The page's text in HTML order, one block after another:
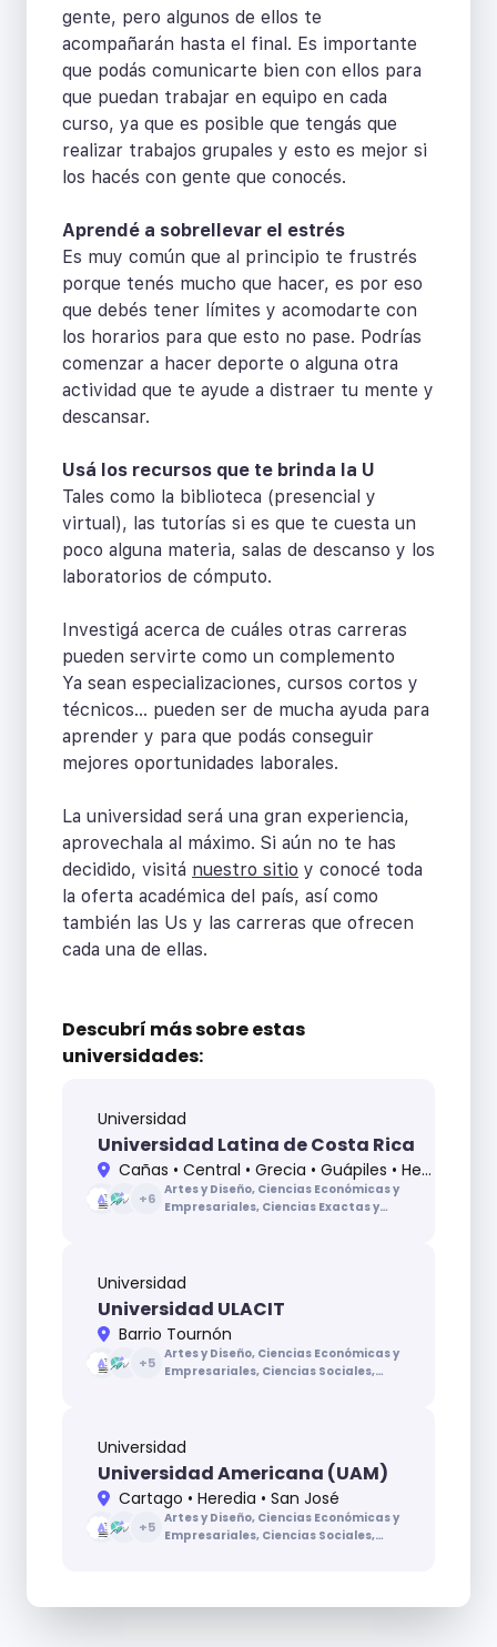
gente, pero algunos de ellos te
acompañarán hasta el final. Es importante
que podás comunicarte bien con ellos para
que puedan trabajar en equipo en cada
curso, ya que es posible que tengás que
realizar trabajos grupales y esto es mejor si
los hacés con gente que conocés.
Aprendé a sobrellevar el estrés
Es muy común que al principio te frustrés
porque tenés mucho que hacer, es por eso
que debés tener límites y acomodarte con
los horarios para que esto no pase. Podrías
comenzar a hacer deporte o alguna otra
actividad que te ayude a distraer tu mente y
descansar.
Usá los recursos que te brinda la U
Tales como la biblioteca (presencial y
virtual), las tutorías si es que te cuesta un
poco alguna materia, salas de descanso y los
laboratorios de cómputo.
Investigá acerca de cuáles otras carreras
pueden servirte como un complemento
Ya sean especializaciones, cursos cortos y
técnicos... pueden ser de mucha ayuda para
aprender y para que podás conseguir
mejores oportunidades laborales.
La universidad será una gran experiencia,
aprovechala al máximo. Si aún no te has
decidido, visitá nuestro sitio y conocé toda
la oferta académica del país, así como
también las Us y las carreras que ofrecen
cada una de ellas.
Descubrí más sobreestas
universidades:
Universidad
Universidad Latina de Costa Rica
Cañas • Central • Grecia • Guápiles • Heredia • Lindora • Pérez Zeledón • Santa Cruz
+6 Artes y Diseño, Ciencias Económicas y
Empresariales, Ciencias Exactas y
Universidad
Universidad ULACIT
Barrio Tournón
+5 Artes y Diseño, Ciencias Económicas y
Empresariales, Ciencias Sociales,
Universidad
Universidad Americana (UAM)
Cartago • Heredia • San José
+5 Artes y Diseño, Ciencias Económicas y
Empresariales, Ciencias Sociales,